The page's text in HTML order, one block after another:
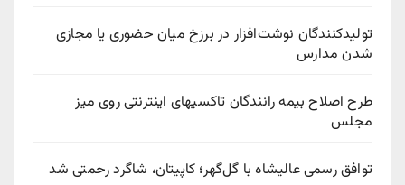
تولیدکنندگان نوشت‌افزار در برزخ میان حضوری یا مجازی
شدن مدارس
طرح اصلاح بیمه رانندگان تاکسیهای اینترنتی روی میز
مجلس
توافق رسمی عالیشاه با گل‌گهر؛ کاپیتان، شاگرد رحمتی شد